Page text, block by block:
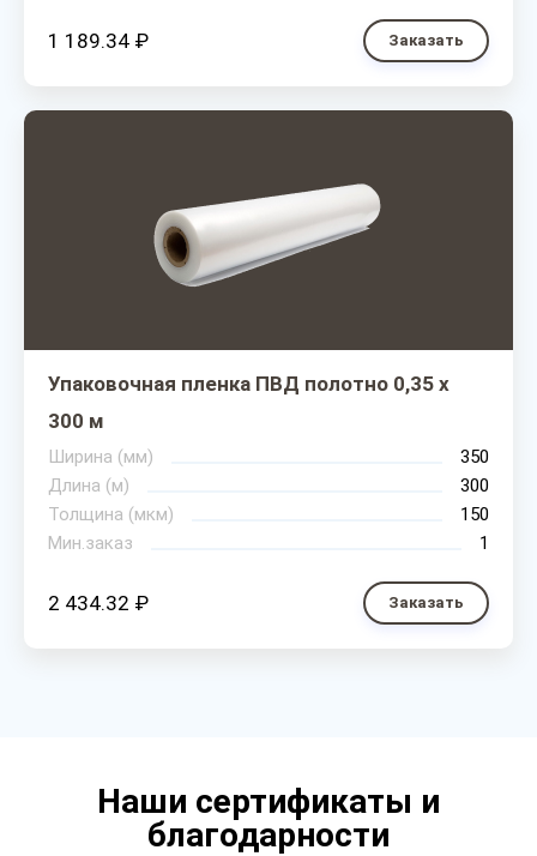
1 189.34 ₽ Заказать
Упаковочная пленка ПВД полотно 0,35 х
300 м
Ширина (мм)
350
Длина (м)
300
Толщина (мкм)
150
Мин.заказ
1
2 434.32 ₽ Заказать
Наши сертификаты и
благодарности